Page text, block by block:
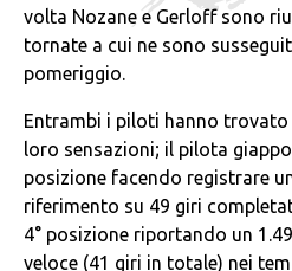
volta Nozane e Gerloff sono
tornate a cui ne sono
pomeriggio.
Entrambi i piloti hanno
loro sensazioni; il pilota
posizione facendo registrare
riferimento su 49 giri
4° posizione riportando un
veloce (41 giri in totale) nei